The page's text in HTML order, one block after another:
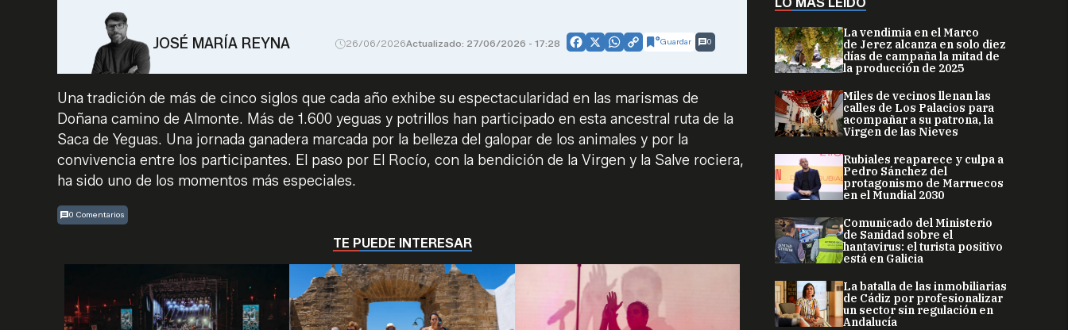
La vendimia en el Marco
de Jerez alcanza en solo diez
días de campaña la mitad de
la producción de 2025
Miles de vecinos llenan las
calles de Los Palacios para
acompañar a su patrona, la
Virgen de las Nieves
Rubiales reaparece y culpa a
Pedro Sánchez del
protagonismo de Marruecos
en el Mundial 2030
Comunicado del Ministerio
de Sanidad sobre el
hantavirus: el turista positivo
está en Galicia
La batalla de las inmobiliarias
de Cádiz por profesionalizar
un sector sin regulación en
Andalucía
JOSÉ MARÍA REYNA 26/06/2026Actualizado: 27/06/2026 - 17:28 Facebook
X WhatsApp
CopyGuardar 0
Una tradición de más de cinco siglos que cada año exhibe su espectacularidad en las marismas de
Doñana camino de Almonte. Más de 1.600 yeguas y potrillos han participado en esta ancestral ruta de la
Saca de Yeguas. Una jornada ganadera marcada por la belleza del galopar de los animales y por la
convivencia entre los participantes. El paso por El Rocío, con la bendición de la Virgen y la Salve rociera,
ha sido uno de los momentos más especiales.
0 Comentarios
TE PUEDE INTERESAR